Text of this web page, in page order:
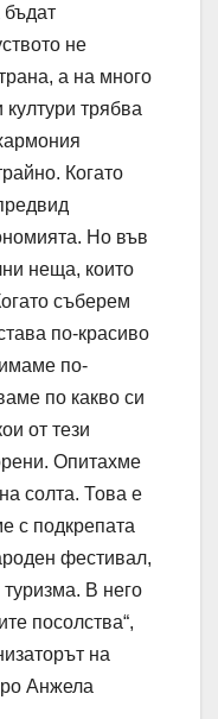
бъдат
не
а на много
трябва
Когато
Но във
неща, които
съберем
по-красиво
по-
по какво си
от тези
Опитахме
солта. Това е
с подкрепата
фестивал,
туризма. В него
посолства“,
на
Анжела